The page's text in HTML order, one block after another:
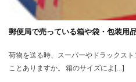
郵便局で売っている箱や袋・包装用
荷物を送る時、スーパーやドラックス
ことありますか。 箱のサイズによ[…]